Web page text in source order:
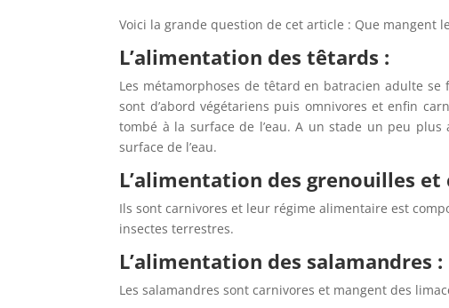
Voici la grande question de cet article : Que mangent
L’alimentation des têtards :
Les métamorphoses de têtard en batracien adulte se
sont d’abord végétariens puis omnivores et enfin
tombé à la surface de l’eau. A un stade un peu
surface de l’eau.
L’alimentation des grenouilles et
Ils sont carnivores et leur régime alimentaire est
insectes terrestres.
L’alimentation des salamandres :
Les salamandres sont carnivores et mangent des